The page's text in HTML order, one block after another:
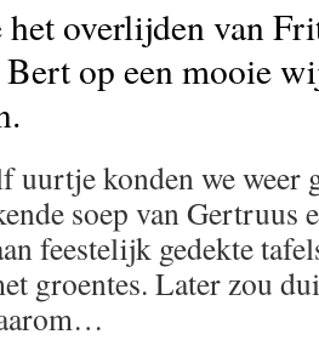
het overlijden van
op een mooie
uurtje konden we weer
soep van Gertruus
feestelijk gedekte
groentes. Later zou